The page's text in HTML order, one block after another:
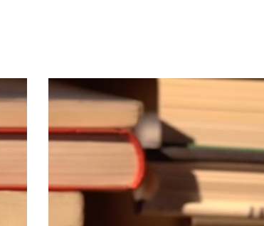
paideia (educación de
auto realización.